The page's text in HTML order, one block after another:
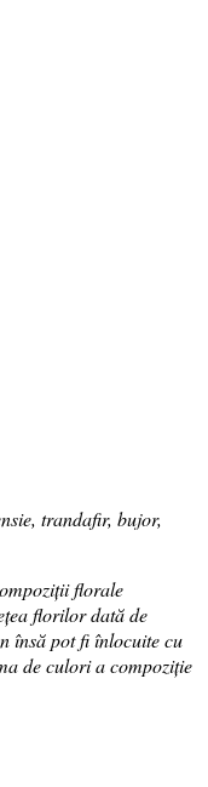
trandafir, bujor,
florale
florilor dată de
însă pot fi înlocuite cu
de culori a compoziție